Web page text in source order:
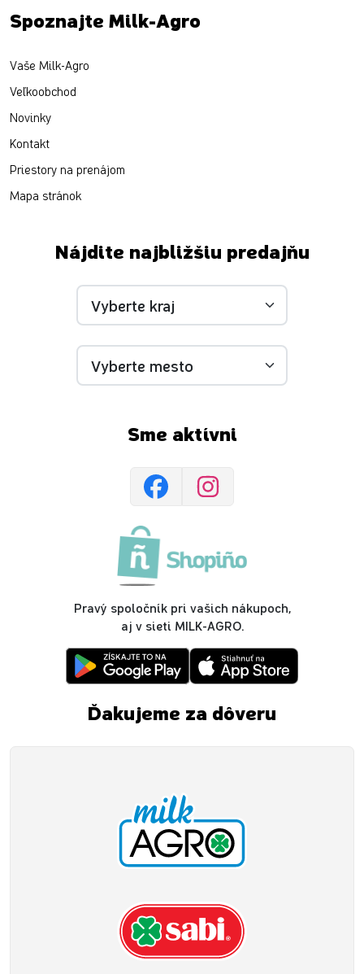
Spoznajte Milk-Agro
Vaše Milk-Agro
Veľkoobchod
Novinky
Kontakt
Priestory na prenájom
Mapa stránok
Nájdite najbližšiu predajňu
Sme aktívni
Pravý spoločník pri vašich nákupoch,
aj v sieti MILK-AGRO.
Ďakujeme za dôveru